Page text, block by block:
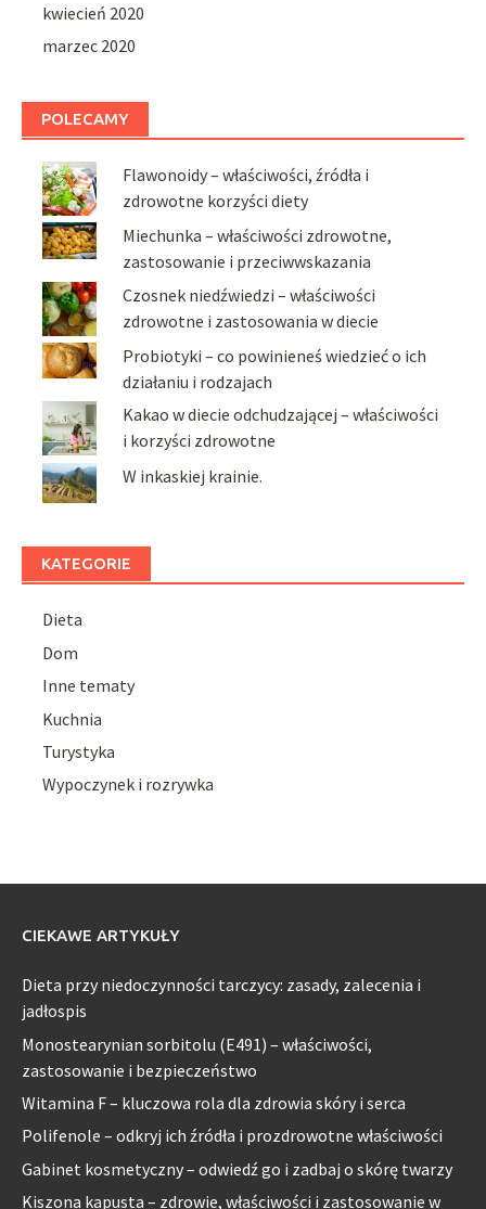
kwiecień 2020
marzec 2020
POLECAMY
Flawonoidy – właściwości, źródła i
zdrowotne korzyści diety
Miechunka – właściwości zdrowotne,
zastosowanie i przeciwwskazania
Czosnek niedźwiedzi – właściwości
zdrowotne i zastosowania w diecie
Probiotyki – co powinieneś wiedzieć o ich
działaniu i rodzajach
Kakao w diecie odchudzającej – właściwości
i korzyści zdrowotne
W inkaskiej krainie.
KATEGORIE
Dieta
Dom
Inne tematy
Kuchnia
Turystyka
Wypoczynek i rozrywka
CIEKAWE ARTYKUŁY
Dieta przy niedoczynności tarczycy: zasady, zalecenia i
jadłospis
Monostearynian sorbitolu (E491) – właściwości,
zastosowanie i bezpieczeństwo
Witamina F – kluczowa rola dla zdrowia skóry i serca
Polifenole – odkryj ich źródła i prozdrowotne właściwości
Gabinet kosmetyczny – odwiedź go i zadbaj o skórę twarzy
Kiszona kapusta – zdrowie, właściwości i zastosowanie w